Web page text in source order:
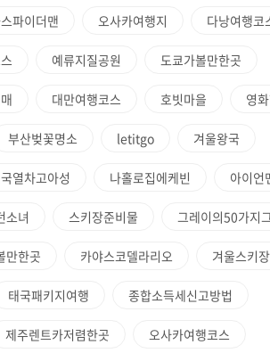
파이더맨 오사카여행지 다낭여행코
예류지질공원 도쿄가볼만한곳
대만여행코스 호빗마을 영
부산벚꽃명소 letitgo 겨울왕국
열차고아성 나홀로집에케빈 아이언
소녀 스키장준비물 그레이의50가지
만한곳 카야스코델라리오 겨울스키장
태국패키지여행 종합소득세신고방법
제주렌트카저렴한곳 오사카여행코스